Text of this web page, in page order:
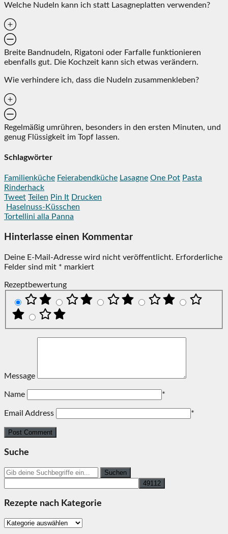
Welche Nudeln kann ich statt Lasagneplatten verwenden?
Breite Bandnudeln, Rigatoni oder Farfalle funktionieren
ebenfalls gut. Die Kochzeit kann sich etwas verändern.
Wie verhindere ich, dass die Nudeln zusammenkleben?
Regelmäßig umrühren, besonders in den ersten Minuten, und
genug Flüssigkeit im Topf lassen.
Schlagwörter
Familienküche Feierabendküche Lasagne One Pot Pasta
Rinderhack
Tweet Teilen Pin It Drucken
Haselnuss-Küsschen
Tortellini alla Panna
Hinterlasse einen Kommentar
Deine E-Mail-Adresse wird nicht veröffentlicht. Erforderliche
Felder sind mit * markiert
Rezeptbewertung
Message
Name *
Email Address *
Suche
Search
for:
Rezepte nach Kategorie
Rezepte